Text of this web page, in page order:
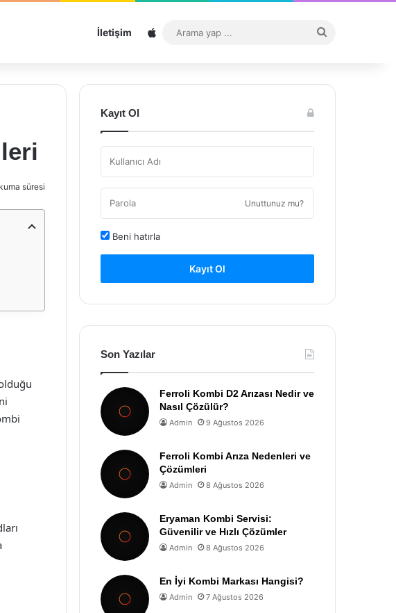
İletişim Sitemap
...
süresi
Kayıt Ol
Unuttunuz mu?
Beni hatırla
Kayıt Ol
Son Yazılar
Ferroli Kombi D2 Arızası Nedir ve
Nasıl Çözülür?
Admin 9 Ağustos 2026
Ferroli Kombi Arıza Nedenleri ve
Çözümleri
Admin 8 Ağustos 2026
Eryaman Kombi Servisi:
Güvenilir ve Hızlı Çözümler
Admin 8 Ağustos 2026
En İyi Kombi Markası Hangisi?
Admin 7 Ağustos 2026